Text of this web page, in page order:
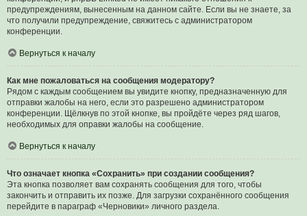
предупреждениям, вынесенным на данном сайте. Если вы не знаете, за
что получили предупреждение, свяжитесь с администратором
конференции.
Вернуться к началу
Как мне пожаловаться на сообщения модератору?
Рядом с каждым сообщением вы увидите кнопку, предназначенную для
отправки жалобы на него, если это разрешено администратором
конференции. Щёлкнув по этой кнопке, вы пройдёте через ряд шагов,
необходимых для оправки жалобы на сообщение.
Вернуться к началу
Что означает кнопка «Сохранить» при создании сообщения?
Эта кнопка позволяет вам сохранять сообщения для того, чтобы
закончить и отправить их позже. Для загрузки сохранённого сообщения
перейдите в параграф «Черновики» личного раздела.